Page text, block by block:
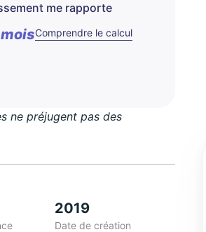
me rapporte
Comprendre le calcul
ne préjugent pas des
2019
Date de création